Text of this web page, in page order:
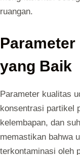
ruangan.
yang Baik
Parameter kualitas
konsentrasi partikel
kelembapan, dan
memastikan bahwa
terkontaminasi oleh